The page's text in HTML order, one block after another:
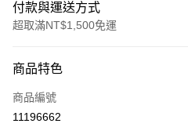
付款與運送方式
超取滿NT$1,500免運
信用卡一次付款
信用卡分期付款
商品特色
商品編號
11196662